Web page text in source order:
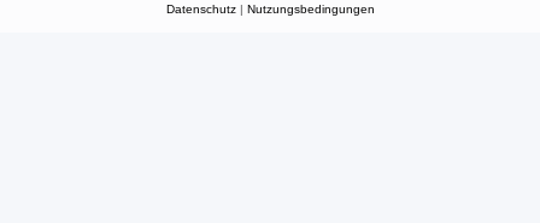
Datenschutz| Nutzungsbedingungen